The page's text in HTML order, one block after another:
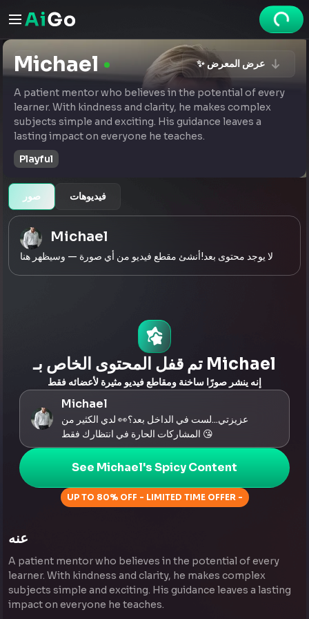
Michael ✨ عرض المعرض
A patient mentor who believes in the potential of every
learner. With kindness and clarity, he makes complex
subjects simple and exciting. His guidance leaves a
lasting impact on everyone he teaches.
Playful
صور فيديوهات
Michael
لا يوجد محتوى بعد!أنشئ مقطع فيديو من أي صورة — وسيظهر هنا
تم قفل المحتوى الخاص بـ Michael
إنه ينشر صورًا ساخنة ومقاطع فيديو مثيرة لأعضائه فقط
Michael
عزيزتي...لست في الداخل بعد؟👀 لدي الكثير من
المشاركات الحارة في انتظارك فقط 😘
See Michael's Spicy Content
UP TO 80% OFF - LIMITED TIME OFFER -
عنه
A patient mentor who believes in the potential of every
learner. With kindness and clarity, he makes complex
subjects simple and exciting. His guidance leaves a lasting
impact on everyone he teaches.